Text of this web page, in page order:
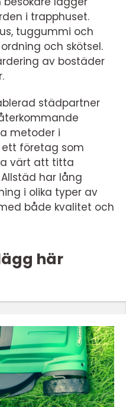
i trapphuset.
tuggummi och
och skötsel.
av bostäder
städpartner
metoder i
företag som
värt att titta
har lång
i olika typer av
både kvalitet och
här